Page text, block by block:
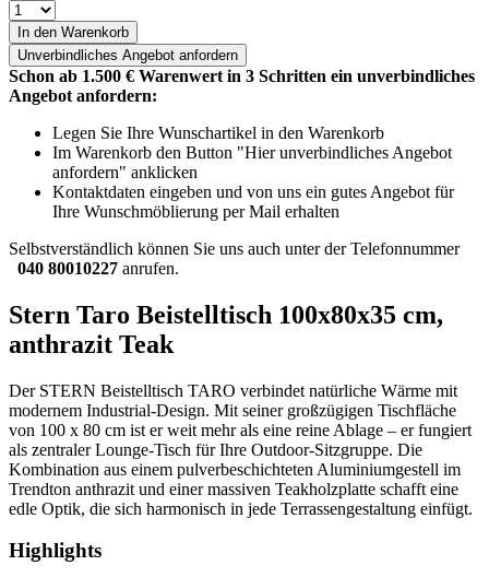
In den Warenkorb
Unverbindliches Angebot anfordern
Schon ab 1.500 € Warenwert in 3 Schritten ein unverbindliches
Angebot anfordern:
Legen Sie Ihre Wunschartikel in den Warenkorb
Im Warenkorb den Button "Hier unverbindliches Angebot
anfordern" anklicken
Kontaktdaten eingeben und von uns ein gutes Angebot für
Ihre Wunschmöblierung per Mail erhalten
Selbstverständlich können Sie uns auch unter der Telefonnummer
040 80010227 anrufen.
Stern Taro Beistelltisch 100x80x35 cm,
anthrazit Teak
Der STERN Beistelltisch TARO verbindet natürliche Wärme mit
modernem Industrial-Design. Mit seiner großzügigen Tischfläche
von 100 x 80 cm ist er weit mehr als eine reine Ablage – er fungiert
als zentraler Lounge-Tisch für Ihre Outdoor-Sitzgruppe. Die
Kombination aus einem pulverbeschichteten Aluminiumgestell im
Trendton anthrazit und einer massiven Teakholzplatte schafft eine
edle Optik, die sich harmonisch in jede Terrassengestaltung einfügt.
Highlights